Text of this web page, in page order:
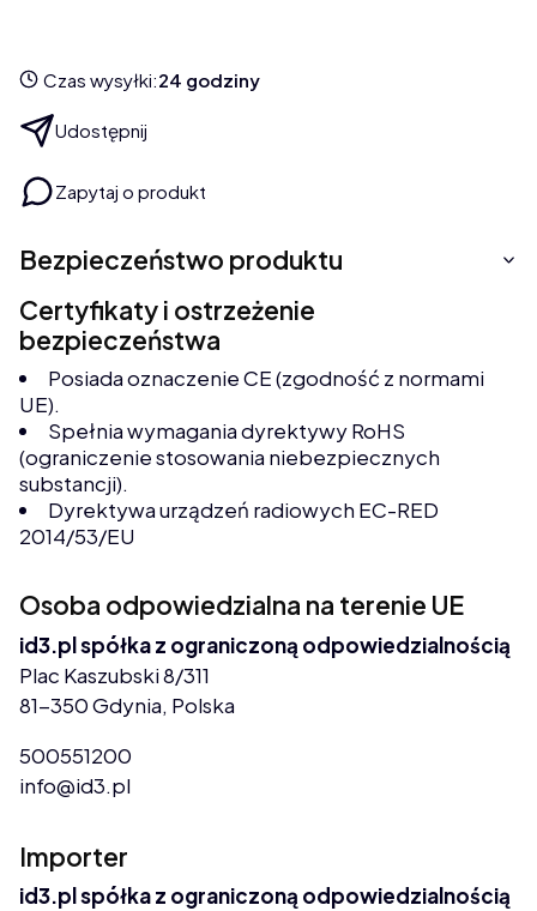
Czas wysyłki:24 godziny
Udostępnij
Zapytaj o produkt
Bezpieczeństwo produktu
Certyfikaty i ostrzeżenie
bezpieczeństwa
Posiada oznaczenie CE (zgodność z normami
UE).
Spełnia wymagania dyrektywy RoHS
(ograniczenie stosowania niebezpiecznych
substancji).
Dyrektywa urządzeń radiowych EC-RED
2014/53/EU
Osoba odpowiedzialna na terenie UE
id3.pl spółka z ograniczoną odpowiedzialnością
Plac Kaszubski 8/311
81-350 Gdynia, Polska
500551200
info@id3.pl
Importer
id3.pl spółka z ograniczoną odpowiedzialnością